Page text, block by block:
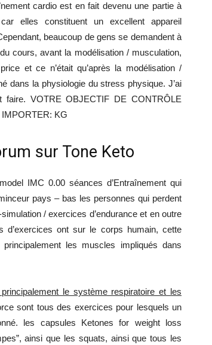
cardio est en fait devenu une partie à
elles constituent un excellent appareil
beaucoup de gens se demandent à
cours, avant la modélisation / musculation,
et ce n’était qu’après la modélisation /
dans la physiologie du stress physique. J’ai
VOTRE OBJECTIF DE CONTRÔLE
IMPORTER: KG
sur Tone Keto
IMC 0.00 séances d’Entraînement qui
pays – bas les personnes qui perdent
/ exercices d’endurance et en outre
ont sur le corps humain, cette
les muscles impliqués dans
le système respiratoire et les
sont tous des exercices pour lesquels un
les capsules Ketones for weight loss
ainsi que les squats, ainsi que tous les